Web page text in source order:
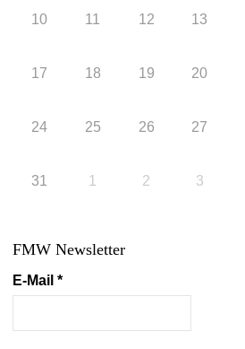
10 11 12 13
17 18 19 20
24 25 26 27
31 1 2 3
FMW Newsletter
E-Mail *